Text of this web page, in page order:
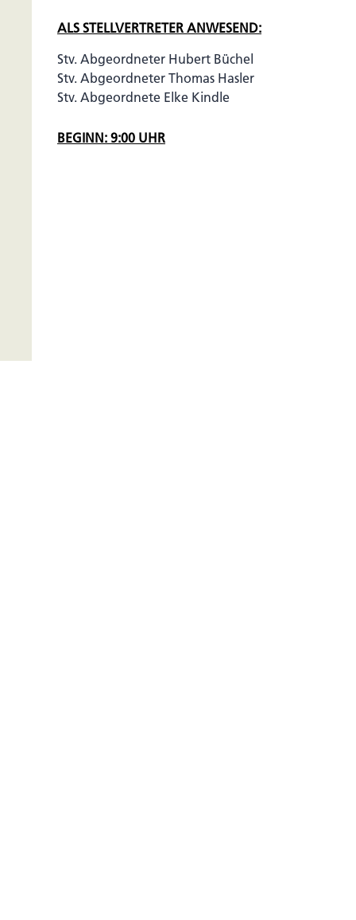
ALS STELLVERTRETER ANWESEND:
Stv. Abgeordneter Hubert Büchel
Stv. Abgeordneter Thomas Hasler
Stv. Abgeordnete Elke Kindle
BEGINN: 9:00 UHR